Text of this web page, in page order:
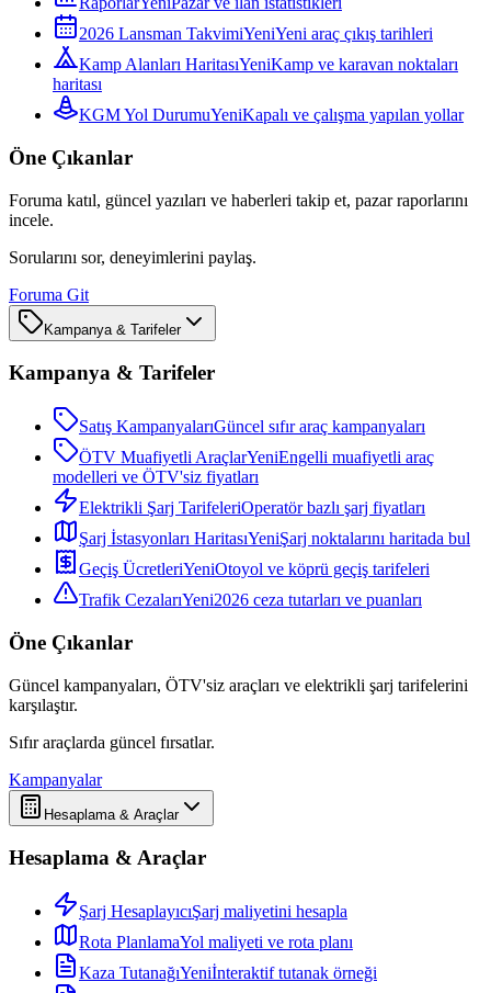
2026 Lansman TakvimiYeniYeni araç çıkış tarihleri
Kamp Alanları HaritasıYeniKamp ve karavan noktaları
haritası
KGM Yol DurumuYeniKapalı ve çalışma yapılan yollar
Öne Çıkanlar
Foruma katıl, güncel yazıları ve haberleri takip et, pazar raporlarını
incele.
Sorularını sor, deneyimlerini paylaş.
Foruma Git
Kampanya & Tarifeler
Kampanya & Tarifeler
Satış KampanyalarıGüncel sıfır araç kampanyaları
ÖTV Muafiyetli AraçlarYeniEngelli muafiyetli araç
modelleri ve ÖTV'siz fiyatları
Elektrikli Şarj TarifeleriOperatör bazlı şarj fiyatları
Şarj İstasyonları HaritasıYeniŞarj noktalarını haritada bul
Geçiş ÜcretleriYeniOtoyol ve köprü geçiş tarifeleri
Trafik CezalarıYeni2026 ceza tutarları ve puanları
Öne Çıkanlar
Güncel kampanyaları, ÖTV'siz araçları ve elektrikli şarj tarifelerini
karşılaştır.
Sıfır araçlarda güncel fırsatlar.
Kampanyalar
Hesaplama & Araçlar
Hesaplama & Araçlar
Şarj HesaplayıcıŞarj maliyetini hesapla
Rota PlanlamaYol maliyeti ve rota planı
Kaza TutanağıYeniİnteraktif tutanak örneği